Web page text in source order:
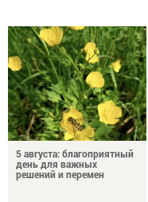
5 августа: благоприятный
день для важных
решений и перемен